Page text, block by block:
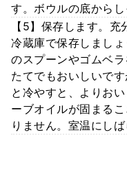
す。ボウルの底からし
【5】保存します。充
冷蔵庫で保存しまし
のスプーンやゴムベ
たてでもおいしいで
と冷やすと、よりお
ーブオイルが固まる
りません。室温にし